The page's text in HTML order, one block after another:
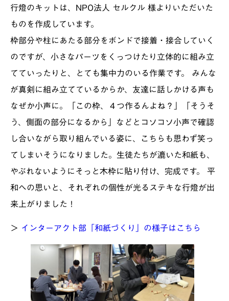
行燈のキットは、NPO法人 セルクル 様よりいただいた
ものを作成しています。
枠部分や柱にあたる部分をボンドで接着・接合していく
のですが、小さなパーツをくっつけたり立体的に組み立
てていったりと、とても集中力のいる作業です。 みんな
が真剣に組み立てているからか、友達に話しかける声も
なぜか小声に。「この枠、４つ作るんよね？」「そうそ
う、側面の部分になるから」などとコソコソ小声で確認
し合いながら取り組んでいる姿に、こちらも思わず笑っ
てしまいそうになりました。生徒たちが漉いた和紙も、
やぶれないようにそっと木枠に貼り付け、完成です。 平
和への思いと、それぞれの個性が光るステキな行燈が出
来上がりました！
＞ インターアクト部「和紙づくり」の様子はこちら